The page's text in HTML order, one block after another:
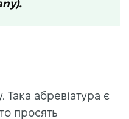
абревіатура є
просять